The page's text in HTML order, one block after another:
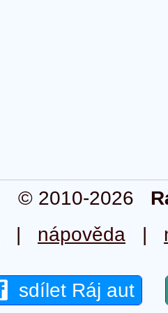
© 2010-2026
| nápověda |
sdílet Ráj aut